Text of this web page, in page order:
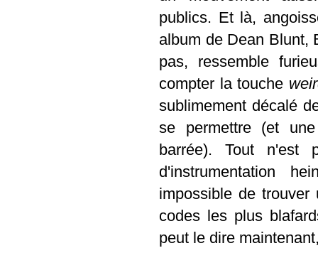
publics. Et là,
album de Dean Blunt,
pas, ressemble
compter la touche
sublimement décalé
se permettre (et
barrée). Tout
d'instrumentation
impossible de trouver
codes les plus
peut le dire